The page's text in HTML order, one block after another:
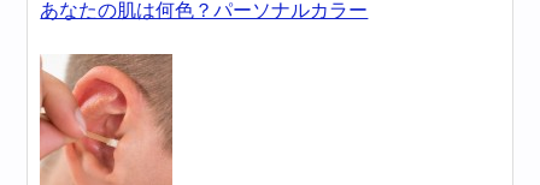
あなたの肌は何色？パーソナルカラー